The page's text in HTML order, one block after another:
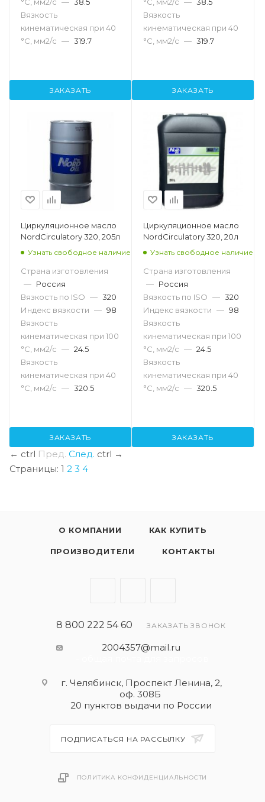
Вязкость
кинематическая при 40
°С, мм2/с — 319.7
ЗАКАЗАТЬ
Вязкость
кинематическая при 40
°С, мм2/с — 319.7
ЗАКАЗАТЬ
Циркуляционное масло
NordCirculatory 320, 205л
Узнать свободное наличие
Страна изготовления
— Россия
Вязкость по ISO — 320
Индекс вязкости — 98
Вязкость
кинематическая при 100
°С, мм2/с — 24.5
Вязкость
кинематическая при 40
°С, мм2/с — 320.5
ЗАКАЗАТЬ
Циркуляционное масло
NordCirculatory 320, 20л
Узнать свободное наличие
Страна изготовления
— Россия
Вязкость по ISO — 320
Индекс вязкости — 98
Вязкость
кинематическая при 100
°С, мм2/с — 24.5
Вязкость
кинематическая при 40
°С, мм2/с — 320.5
ЗАКАЗАТЬ
← ctrl Пред. След. ctrl →
Страницы: 1 2 3 4
О КОМПАНИИ КАК КУПИТЬ
ПРОИЗВОДИТЕЛИ КОНТАКТЫ
8 800 222 54 60 ЗАКАЗАТЬ ЗВОНОК
2004357@mail.ru
г. Челябинск, Проспект Ленина, 2,
оф. 308Б
20 пунктов выдачи по России
ПОДПИСАТЬСЯ НА РАССЫЛКУ
ПОЛИТИКА КОНФИДЕНЦИАЛЬНОСТИ